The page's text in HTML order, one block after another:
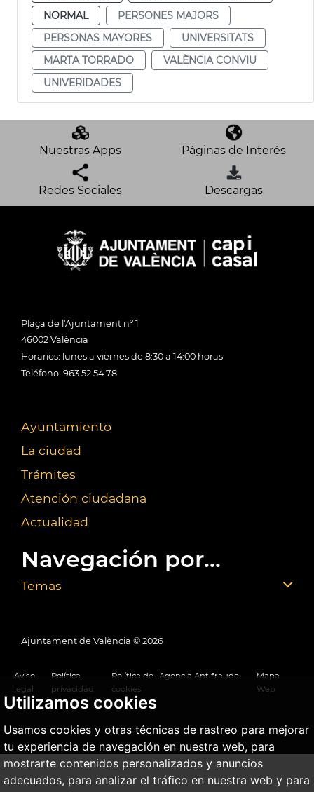
Utilizamos cookies
Usamos cookies y otras técnicas de rastreo para mejorar
tu experiencia de navegación en nuestra web, para
mostrarte contenidos personalizados y anuncios
adecuados, para analizar el tráfico en nuestra web y para
NORMAL
PERSONES MAJORS
PERSONAS MAYORES
UNIVERSITATS
MARTA TORRADO
VALÈNCIA CONVIU
UNIVERIDADES
Nuestras Apps Páginas de Interés
Redes Sociales Descargas
Plaça de l'Ajuntament nº 1
46002 València
Horarios: lunes a viernes de 8:30 a 14:00 horas
Teléfono: 963 52 54 78
Ayuntamiento
La ciudad
Trámites
Atención ciudadana
Actualidad
Navegación por...
Temas
Ajuntament de València © 2026
Aviso
legal
Política
privacidad
Política de
cookies
Agencia Antifraude
Mapa
Web